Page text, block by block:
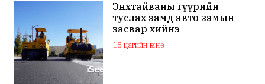
Энхтайваны гүүрийн
туслах замд авто замын
засвар хийнэ
18 цагийн өмнө